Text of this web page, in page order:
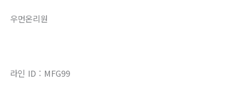
우먼온리원
라인 ID : MFG99